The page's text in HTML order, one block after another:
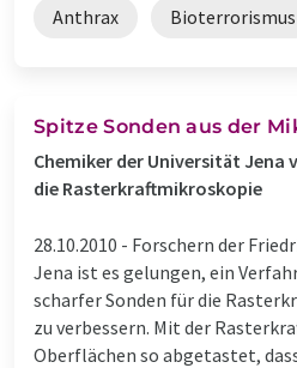
Anthrax Bioterrorismus
Spitze Sonden aus der
Chemiker der Universität Jena
die Rasterkraftmikroskopie
28.10.2010 - Forschern der
Jena ist es gelungen, ein
scharfer Sonden für die
zu verbessern. Mit der
Oberflächen so abgetastet,